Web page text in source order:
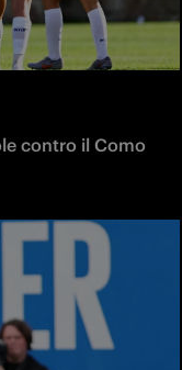
contro il Como